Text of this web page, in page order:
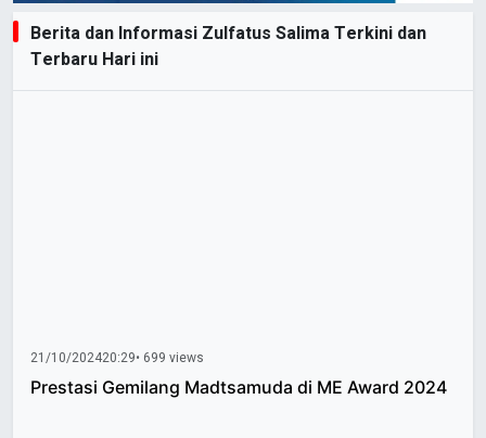
Berita dan Informasi Zulfatus Salima Terkini dan
Terbaru Hari ini
21/10/202420:29• 699 views
Prestasi Gemilang Madtsamuda di ME Award 2024